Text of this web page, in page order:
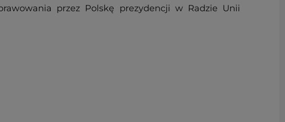
przez Polskę prezydencji w Radzie Unii